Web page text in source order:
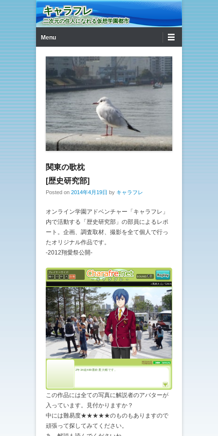
キャラフレ
二次元の住人になれる仮想学園都市
Menu
関東の歌枕
[歴史研究部]
Posted on 2014年4月19日 by キャラフレ
オンライン学園アドベンチャー「キャラフレ」
内で活動する「歴史研究部」の部員によるレポ
ート。企画、調査取材、撮影を全て個人で行っ
たオリジナル作品です。
-2012翔愛祭公開-
この作品には全ての写真に解説者のアバターが
入っています。見付かりますか？
中には難易度★★★★★のものもありますので
頑張って探してみてください。